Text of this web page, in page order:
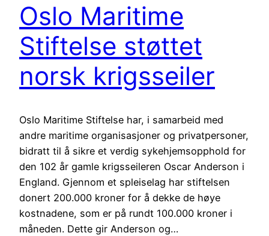
Oslo Maritime
Stiftelse støttet
norsk krigsseiler
Oslo Maritime Stiftelse har, i samarbeid med
andre maritime organisasjoner og privatpersoner,
bidratt til å sikre et verdig sykehjemsopphold for
den 102 år gamle krigsseileren Oscar Anderson i
England. Gjennom et spleiselag har stiftelsen
donert 200.000 kroner for å dekke de høye
kostnadene, som er på rundt 100.000 kroner i
måneden. Dette gir Anderson og…